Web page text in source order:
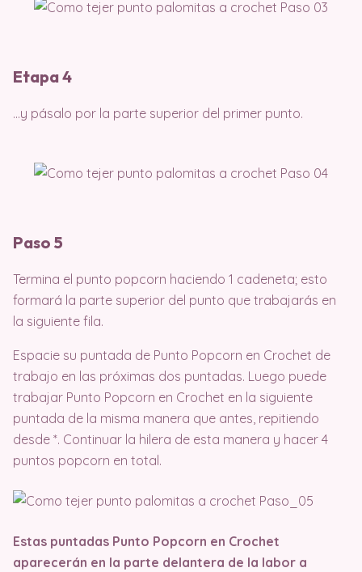
Etapa 4
…y pásalo por la parte superior del primer punto.
Paso 5
Termina el punto popcorn haciendo 1 cadeneta; esto
formará la parte superior del punto que trabajarás en
la siguiente fila.
Espacie su puntada de Punto Popcorn en Crochet de
trabajo en las próximas dos puntadas. Luego puede
trabajar Punto Popcorn en Crochet en la siguiente
puntada de la misma manera que antes, repitiendo
desde *. Continuar la hilera de esta manera y hacer 4
puntos popcorn en total.
Estas puntadas Punto Popcorn en Crochet
aparecerán en la parte delantera de la labor a